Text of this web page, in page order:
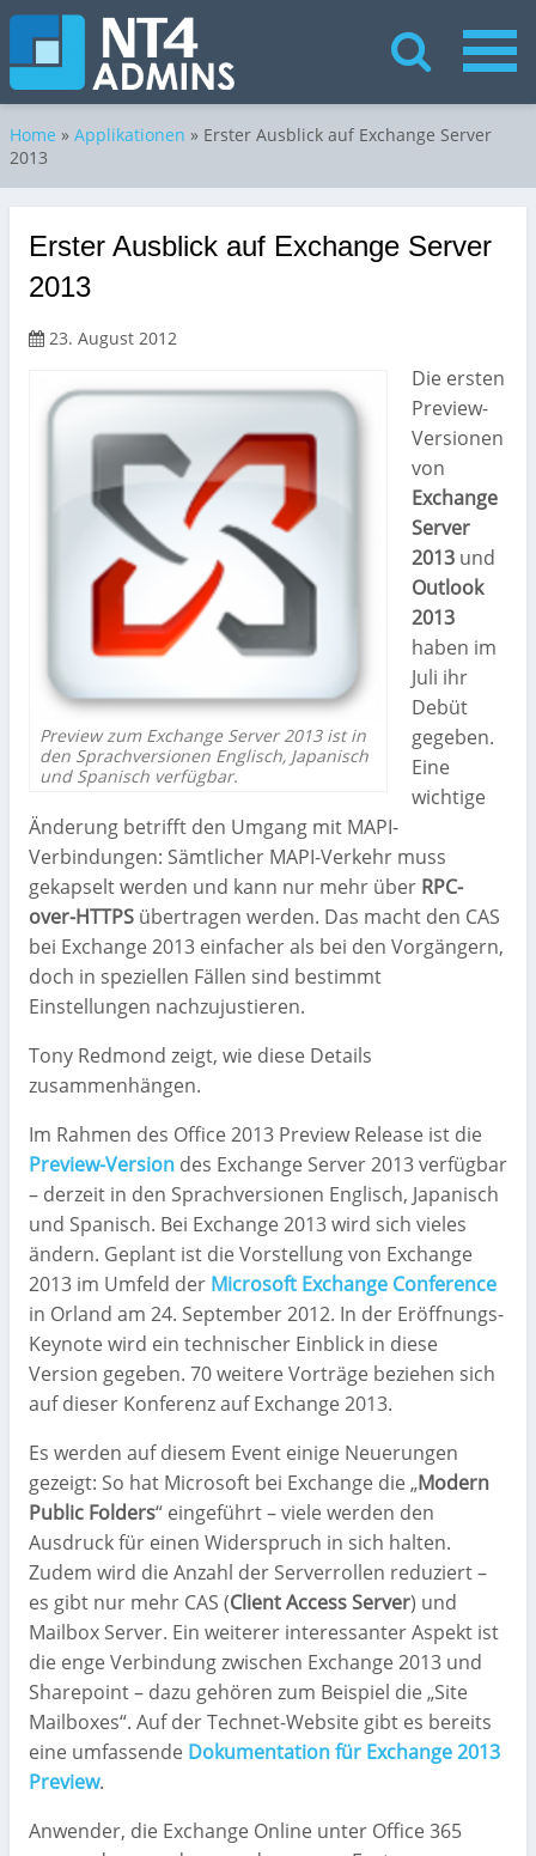
Home » Applikationen » Erster Ausblick auf Exchange Server
2013
Erster Ausblick auf Exchange Server
2013
23. August 2012
Preview zum Exchange Server 2013 ist in
den Sprachversionen Englisch, Japanisch
und Spanisch verfügbar.
Die ersten
Preview-
Versionen
von
Exchange
Server
2013 und
Outlook
2013
haben im
Juli ihr
Debüt
gegeben.
Eine
wichtige
Änderung betrifft den Umgang mit MAPI-
Verbindungen: Sämtlicher MAPI-Verkehr muss
gekapselt werden und kann nur mehr über RPC-
over-HTTPS übertragen werden. Das macht den CAS
bei Exchange 2013 einfacher als bei den Vorgängern,
doch in speziellen Fällen sind bestimmt
Einstellungen nachzujustieren.
Tony Redmond zeigt, wie diese Details
zusammenhängen.
Im Rahmen des Office 2013 Preview Release ist die
Preview-Version des Exchange Server 2013 verfügbar
– derzeit in den Sprachversionen Englisch, Japanisch
und Spanisch. Bei Exchange 2013 wird sich vieles
ändern. Geplant ist die Vorstellung von Exchange
2013 im Umfeld der Microsoft Exchange Conference
in Orland am 24. September 2012. In der Eröffnungs-
Keynote wird ein technischer Einblick in diese
Version gegeben. 70 weitere Vorträge beziehen sich
auf dieser Konferenz auf Exchange 2013.
Es werden auf diesem Event einige Neuerungen
gezeigt: So hat Microsoft bei Exchange die „Modern
Public Folders“ eingeführt – viele werden den
Ausdruck für einen Widerspruch in sich halten.
Zudem wird die Anzahl der Serverrollen reduziert –
es gibt nur mehr CAS (Client Access Server) und
Mailbox Server. Ein weiterer interessanter Aspekt ist
die enge Verbindung zwischen Exchange 2013 und
Sharepoint – dazu gehören zum Beispiel die „Site
Mailboxes“. Auf der Technet-Website gibt es bereits
eine umfassende Dokumentation für Exchange 2013
Preview.
Anwender, die Exchange Online unter Office 365